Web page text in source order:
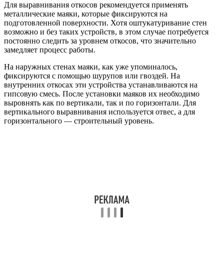
Для выравнивания откосов рекомендуется применять
металлические маяки, которые фиксируются на
подготовленной поверхности. Хотя оштукатуривание стен
возможно и без таких устройств, в этом случае потребуется
постоянно следить за уровнем откосов, что значительно
замедляет процесс работы.
На наружных стенах маяки, как уже упоминалось,
фиксируются с помощью шурупов или гвоздей. На
внутренних откосах эти устройства устанавливаются на
гипсовую смесь. После установки маяков их необходимо
выровнять как по вертикали, так и по горизонтали. Для
вертикального выравнивания используется отвес, а для
горизонтального — строительный уровень.